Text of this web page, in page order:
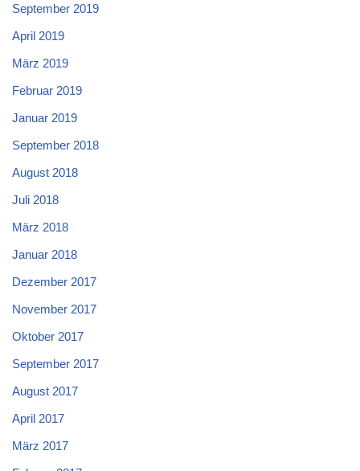
September 2019
April 2019
März 2019
Februar 2019
Januar 2019
September 2018
August 2018
Juli 2018
März 2018
Januar 2018
Dezember 2017
November 2017
Oktober 2017
September 2017
August 2017
April 2017
März 2017